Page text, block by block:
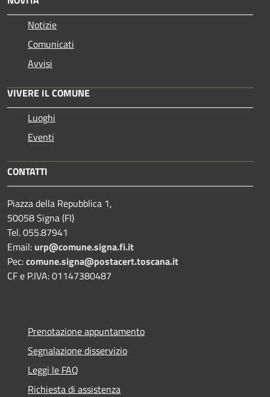
Notizie
Comunicati
Avvisi
VIVERE IL COMUNE
Luoghi
Eventi
CONTATTI
Piazza della Repubblica 1,
50058 Signa (FI)
Tel. 055.87941
Email: urp@comune.signa.fi.it
Pec:comune.signa@postacert.toscana.it
CF e P.IVA: 01147380487
Prenotazione appuntamento
Segnalazione disservizio
Leggi le FAQ
Richiesta di assistenza